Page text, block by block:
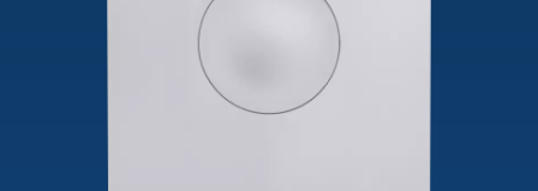
Détecteurs de présence et de mouvement
Solutions OEM
Experts OEM
Contrôle du temps et de la lumière